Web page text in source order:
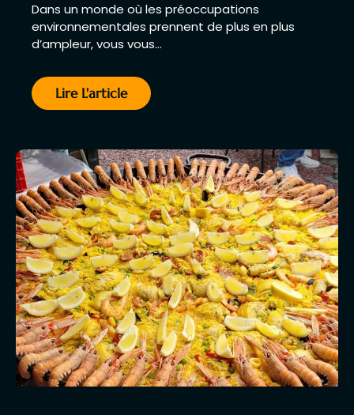
Dans un monde où les préoccupations
environnementales prennent de plus en plus
d’ampleur, vous vous…
Lire L'article